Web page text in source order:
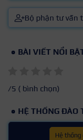
Bộ phận tư vấn
BÀI VIẾT NỔI
/5 ( bình chọn)
HỆ THỐNG ĐÀO
Hệ thống